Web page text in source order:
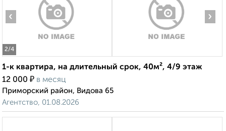
2/4
‹ ›
1-к квартира, на длительный срок, 40м², 4/9 этаж
12 000 ₽ в месяц
Приморский район, Видова 65
Агентство, 01.08.2026